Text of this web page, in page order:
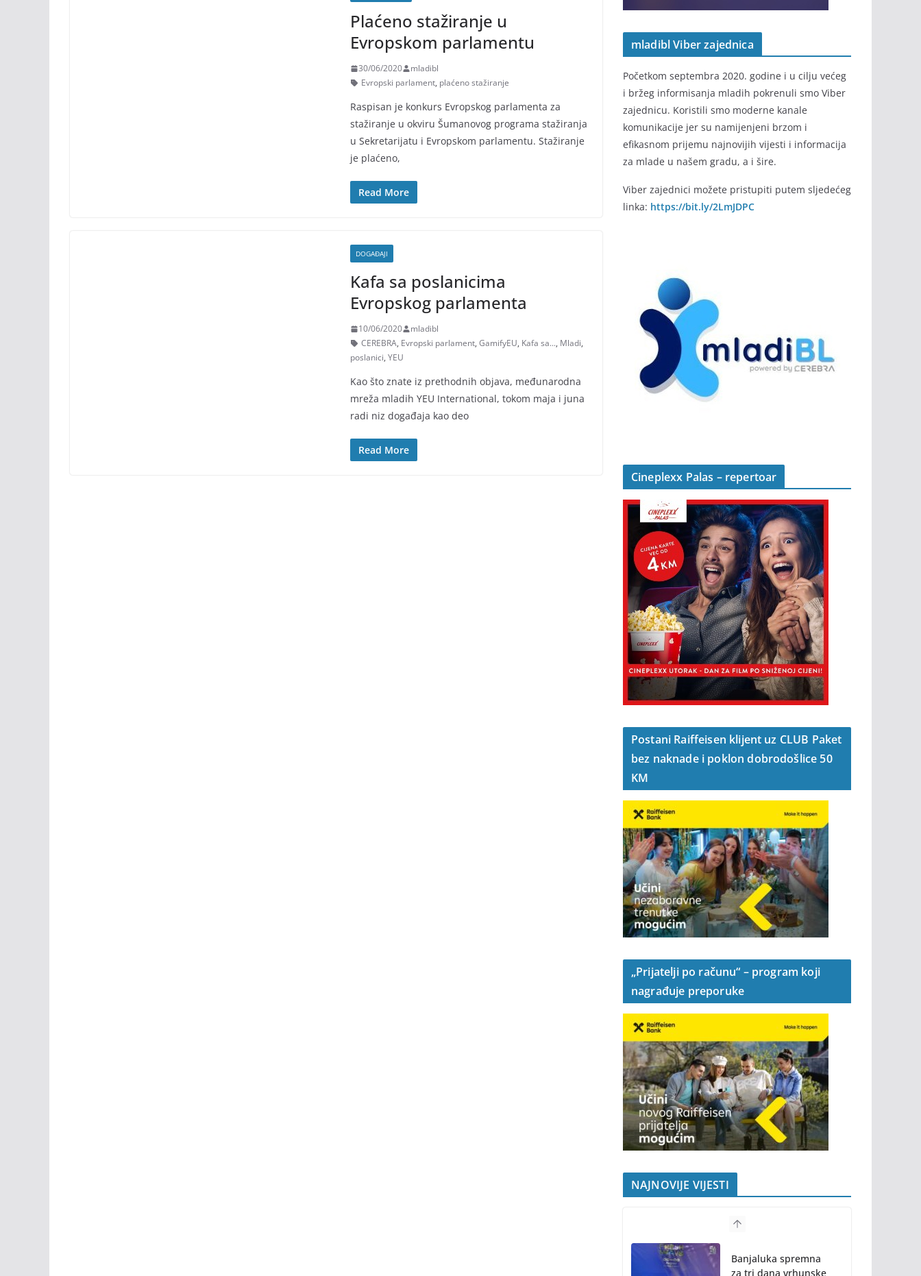
Plaćeno stažiranje u
Evropskom parlamentu
30/06/2020
mladibl
Evropski parlament, plaćeno stažiranje
Raspisan je konkurs Evropskog parlamenta za
stažiranje u okviru Šumanovog programa stažiranja
u Sekretarijatu i Evropskom parlamentu. Stažiranje
je plaćeno,
Read More
DOGAĐAJI
Kafa sa poslanicima
Evropskog parlamenta
10/06/2020
mladibl
CEREBRA, Evropski parlament, GamifyEU, Kafa sa..., Mladi,
poslanici, YEU
Kao što znate iz prethodnih objava, međunarodna
mreža mladih YEU International, tokom maja i juna
radi niz događaja kao deo
Read More
mladibl Viber zajednica
Početkom septembra 2020. godine i u cilju većeg
i bržeg informisanja mladih pokrenuli smo Viber
zajednicu. Koristili smo moderne kanale
komunikacije jer su namijenjeni brzom i
efikasnom prijemu najnovijih vijesti i informacija
za mlade u našem gradu, a i šire.
Viber zajednici možete pristupiti putem sljedećeg
linka: https://bit.ly/2LmJDPC
Cineplexx Palas – repertoar
Postani Raiffeisen klijent uz CLUB Paket
bez naknade i poklon dobrodošlice 50
KM
„Prijatelji po računu“ – program koji
nagrađuje preporuke
NAJNOVIJE VIJESTI
Banjaluka spremna
za tri dana vrhunske